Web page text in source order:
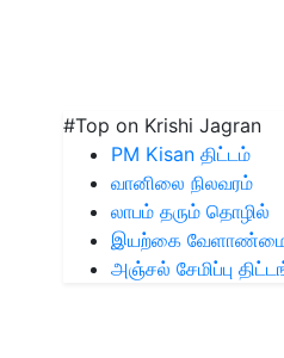
#Top on Krishi Jagran
PM Kisan திட்டம்
வானிலை நிலவரம்
லாபம் தரும் தொழில்
இயற்கை
அஞ்சல் சேமிப்பு